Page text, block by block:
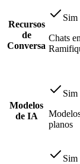
Recursos
de
Conversa
Sim
Chats
Modelos
de IA
Sim
planos
Sim